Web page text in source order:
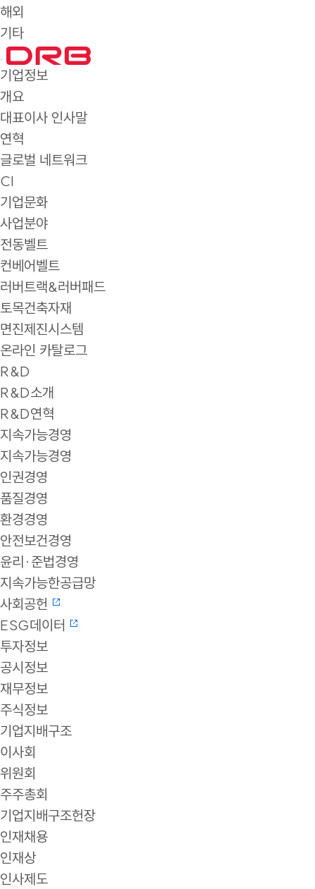
해외
기타
기업정보
개요
대표이사 인사말
연혁
글로벌 네트워크
CI
기업문화
사업분야
전동벨트
컨베어벨트
러버트랙&러버패드
토목건축자재
면진제진시스템
온라인 카탈로그
R&D
R&D소개
R&D연혁
지속가능경영
지속가능경영
인권경영
품질경영
환경경영
안전보건경영
윤리·준법경영
지속가능한공급망
사회공헌
ESG데이터
투자정보
공시정보
재무정보
주식정보
기업지배구조
이사회
위원회
주주총회
기업지배구조헌장
인재채용
인재상
인사제도